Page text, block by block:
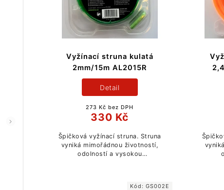
Vyžínací struna kulatá
2mm/15m AL2015R
273 Kč bez DPH
330 Kč
Detail
Špičková vyžínací struna. Struna
vyniká mimořádnou životností,
odolností a vysokou
Kód:GS002E